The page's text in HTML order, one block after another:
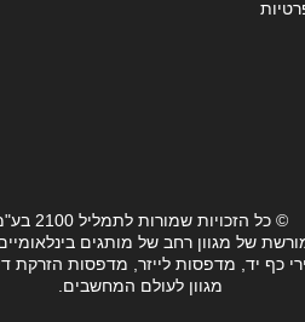
© כל הזכויות שמורות לתמליל 2100 בע"מ
של מגוון רחב של מותגים
יד, מדפסות לייזר, מדפסות הזרקת
מגוון לעולם המחשבים.